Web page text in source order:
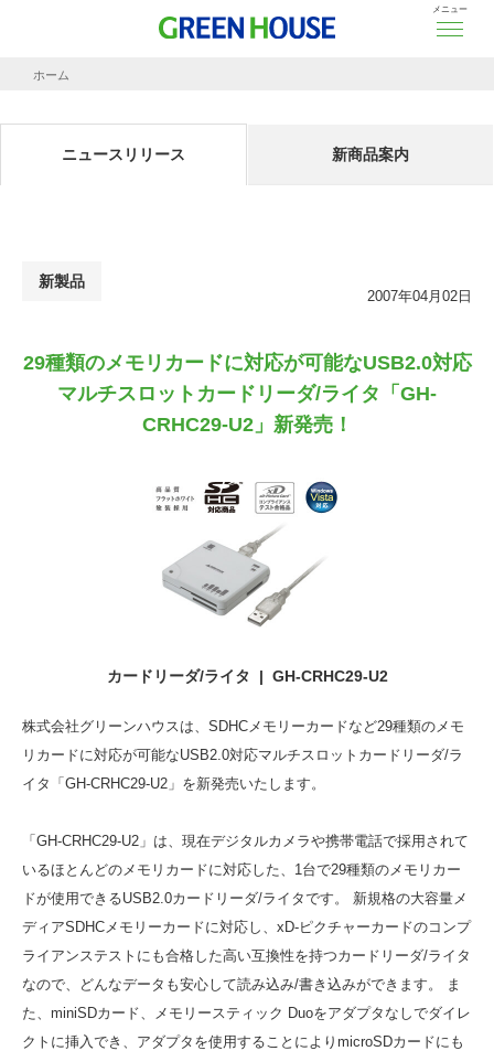
メニュー
ホーム
ニュースリリース 新商品案内
新製品
2007年04月02日
29種類のメモリカードに対応が可能なUSB2.0対応
マルチスロットカードリーダ/ライタ「GH-
CRHC29-U2」新発売！
カードリーダ/ライタ | GH-CRHC29-U2
株式会社グリーンハウスは、SDHCメモリーカードなど29種類のメモ
リカードに対応が可能なUSB2.0対応マルチスロットカードリーダ/ラ
イタ「GH-CRHC29-U2」を新発売いたします。
「GH-CRHC29-U2」は、現在デジタルカメラや携帯電話で採用されて
いるほとんどのメモリカードに対応した、1台で29種類のメモリカー
ドが使用できるUSB2.0カードリーダ/ライタです。 新規格の大容量メ
ディアSDHCメモリーカードに対応し、xD-ピクチャーカードのコンプ
ライアンステストにも合格した高い互換性を持つカードリーダ/ライタ
なので、どんなデータも安心して読み込み/書き込みができます。 ま
た、miniSDカード、メモリースティック Duoをアダプタなしでダイレ
クトに挿入でき、アダプタを使用することによりmicroSDカードにも